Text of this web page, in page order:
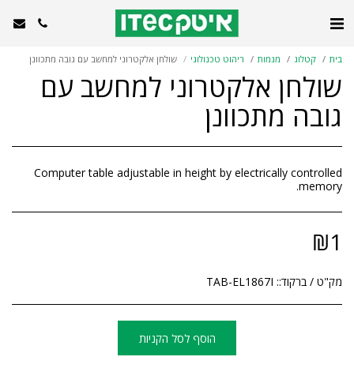
בית קטלוג מגמות ריהוט טכנולוגי שולחן אלקטרוני למחשב עם גובה מתכוונן
שולחן אלקטרוני למחשב עם
גובה מתכוונן
Computer table adjustable in height by electrically controlled
memory.
₪1
מק"ט / ברקוד:: TAB-EL1867I
הוסף לסל הקניות